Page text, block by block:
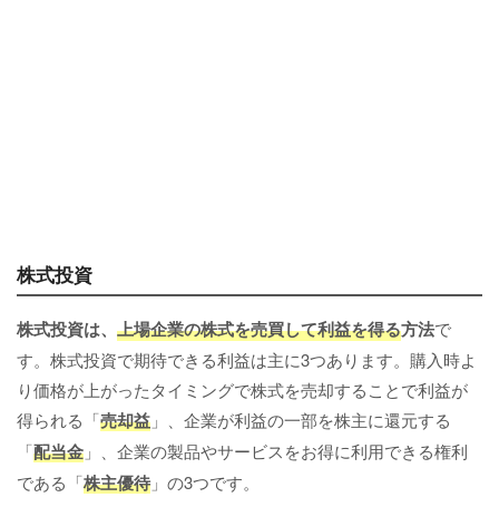
株式投資
株式投資は、 上場企業の株式を売買して利益を得る方法で
す。株式投資で期待できる利益は主に3つあります。購入時よ
り価格が上がったタイミングで株式を売却することで利益が
得られる「売却益 」、企業が利益の一部を株主に還元する
「配当金 」、企業の製品やサービスをお得に利用できる権利
である「株主優待 」の3つです。